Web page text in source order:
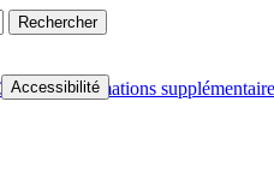
AccessibilitéInformations